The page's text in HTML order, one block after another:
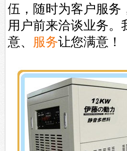
伍，随时为客户服务
用户前来洽谈业务。
意、 服务让您满意！